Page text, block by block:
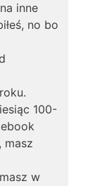
inne
no bo
100-
masz
w